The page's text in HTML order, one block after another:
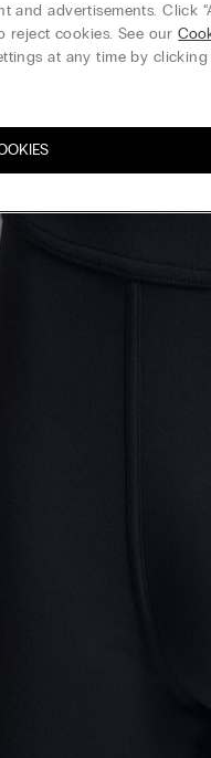
and advertisements. Click
reject cookies. See our
at any time by clicking